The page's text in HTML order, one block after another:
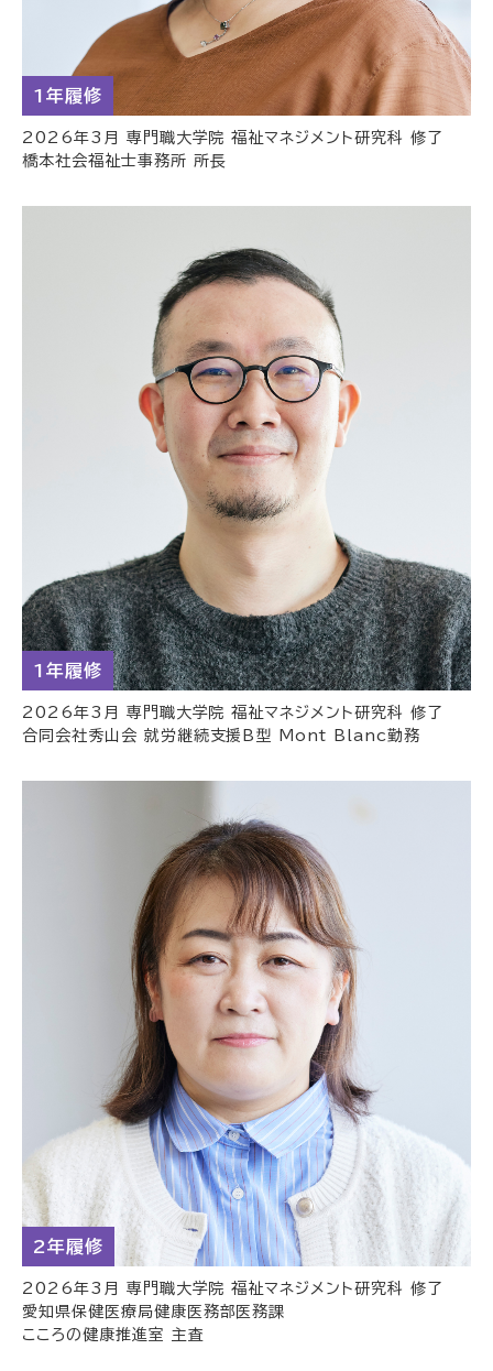
1年履修
2026年3月 専門職大学院 福祉マネジメント研究科 修了
橋本社会福祉士事務所 所長
1年履修
2026年3月 専門職大学院 福祉マネジメント研究科 修了
合同会社秀山会 就労継続支援B型 Mont Blanc勤務
2年履修
2026年3月 専門職大学院 福祉マネジメント研究科 修了
愛知県保健医療局健康医務部医務課
こころの健康推進室 主査